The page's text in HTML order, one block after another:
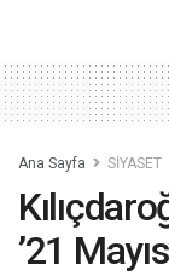
Ana Sayfa SİYASET
’21